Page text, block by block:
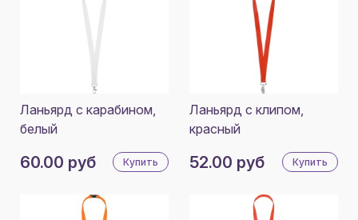
Ланьярд с карабином,
белый
60.00 руб Купить
Ланьярд с клипом,
красный
52.00 руб Купить